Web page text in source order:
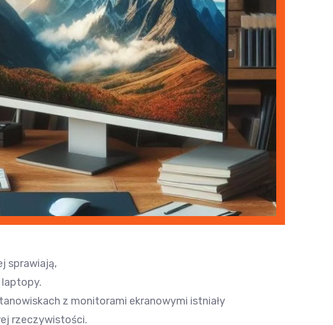
sprawiają,
laptopy.
z monitorami ekranowymi istniały
rzeczywistości.